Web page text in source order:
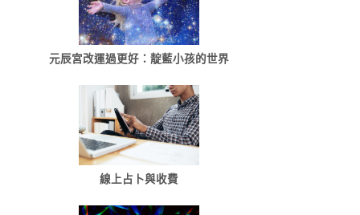
元辰宮改運過更好：靛藍小孩的世界
線上占卜與收費